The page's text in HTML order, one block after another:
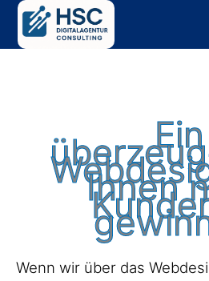
Zum
springen
Ein
Ihnen
Wenn wir über das